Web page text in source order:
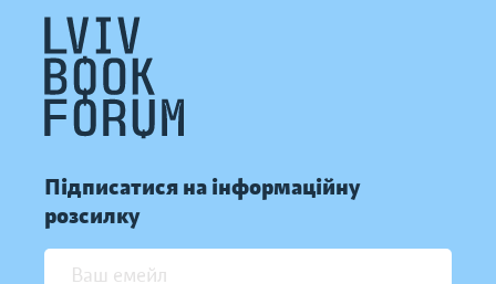
Підписатися на інформаційну
розсилку